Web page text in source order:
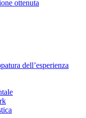
ottenuta
dell’esperienza